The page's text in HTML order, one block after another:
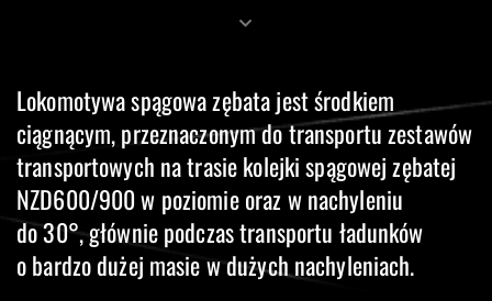
Lokomotywa spągowa zębata jest środkiem
ciągnącym, przeznaczonym do transportu zestawów
transportowych na trasie kolejki spągowej zębatej
NZD600/900 w poziomie oraz w nachyleniu
do 30°, głównie podczas transportu ładunków
o bardzo dużej masie w dużych nachyleniach.